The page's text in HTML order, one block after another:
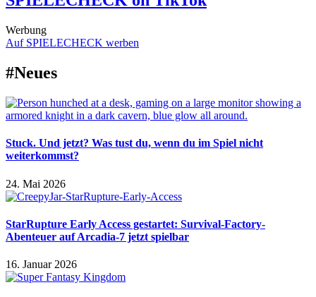
Werbung
Auf SPIELECHECK werben
#Neues
Stuck. Und jetzt? Was tust du, wenn du im Spiel nicht
weiterkommst?
24. Mai 2026
StarRupture Early Access gestartet: Survival-Factory-
Abenteuer auf Arcadia-7 jetzt spielbar
16. Januar 2026